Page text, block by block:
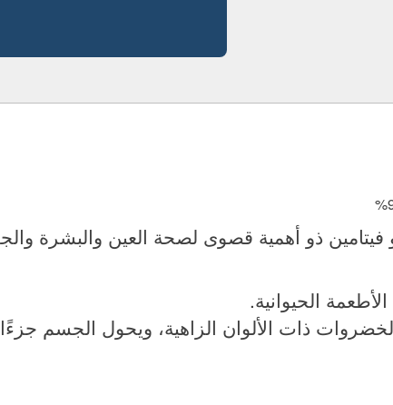
فيتامين ذو أهمية قصوى لصحة العين والبشرة
الحيوانية.
ذات الألوان الزاهية، ويحول الجسم